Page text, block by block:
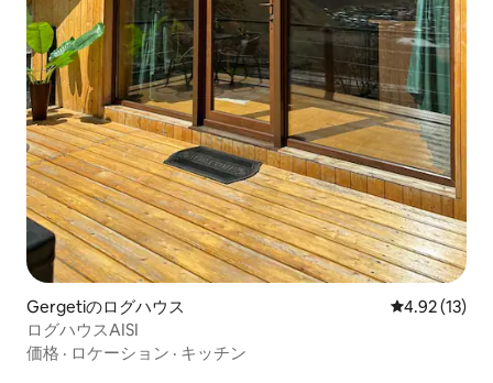
Gergetiのログハウス レビュー13
4.92 (13)
ログハウスAISI
価格 · ロケーション · キッチン